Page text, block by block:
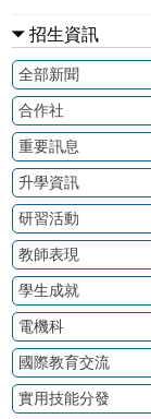
招生資訊
全部新聞
合作社
重要訊息
升學資訊
研習活動
教師表現
學生成就
電機科
國際教育交流
實用技能分發